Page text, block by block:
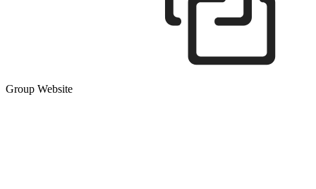
Group Website